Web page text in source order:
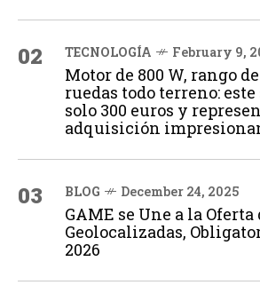
02 TECNOLOGÍA February 9,
Motor de 800 W, rango
ruedas todo terreno:
solo 300 euros y
adquisición
03 BLOG December 24, 2025
GAME se Une a la Oferta
Geolocalizadas,
2026